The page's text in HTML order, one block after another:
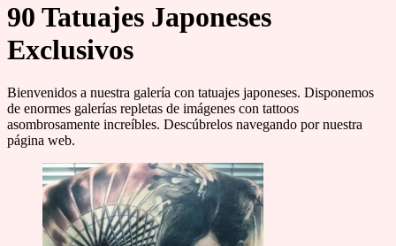
90 Tatuajes Japoneses
Exclusivos
Bienvenidos a nuestra galería con tatuajes japoneses. Disponemos
de enormes galerías repletas de imágenes con tattoos
asombrosamente increíbles. Descúbrelos navegando por nuestra
página web.